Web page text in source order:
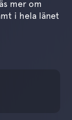
mer om
i hela länet